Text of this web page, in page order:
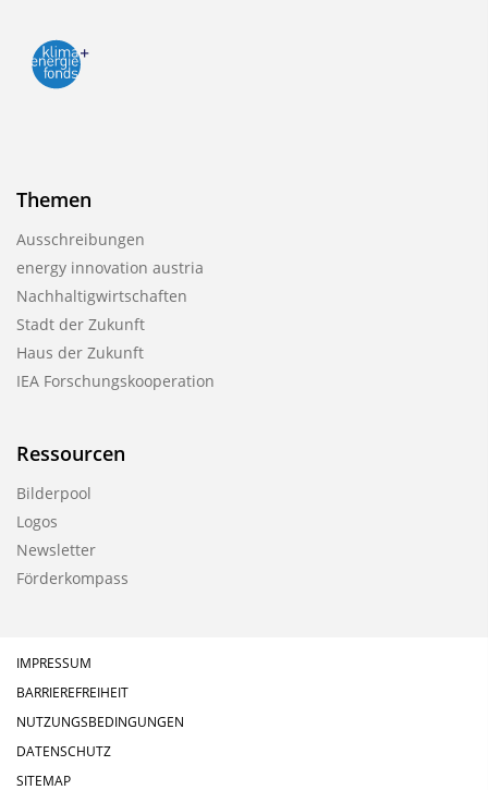
Themen
Ausschreibungen
energy innovation austria
Nachhaltigwirtschaften
Stadt der Zukunft
Haus der Zukunft
IEA Forschungskooperation
Ressourcen
Bilderpool
Logos
Newsletter
Förderkompass
IMPRESSUM
BARRIEREFREIHEIT
NUTZUNGSBEDINGUNGEN
DATENSCHUTZ
SITEMAP